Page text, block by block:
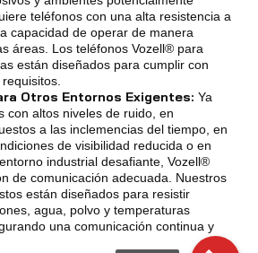
teléfonos con una alta resistencia a
capacidad de operar de manera
áreas. Los teléfonos Vozell® para
están diseñados para cumplir con
Otros Entornos Exigentes: Ya
con altos niveles de ruido, en
a las inclemencias del tiempo, en
de visibilidad reducida o en
industrial desafiante, Vozell®
de comunicación adecuada. Nuestros
están diseñados para resistir
agua, polvo y temperaturas
una comunicación continua y